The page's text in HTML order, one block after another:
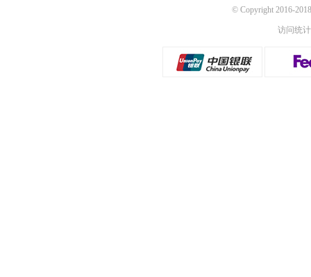
© Copyright 2016-
访问统